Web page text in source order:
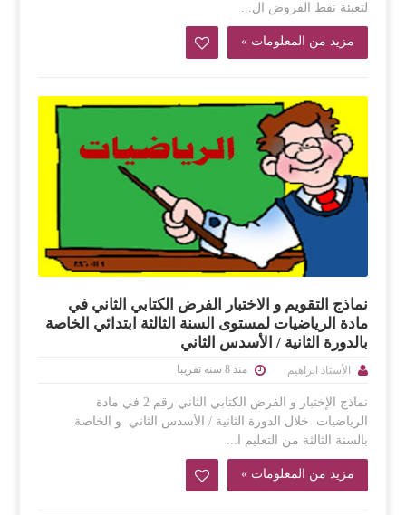
لتعبئة نقط الفروض ال...
مزيد من المعلومات »
نماذج التقويم و الاختبار الفرض الكتابي الثاني في
مادة الرياضيات لمستوى السنة الثالثة ابتدائي الخاصة
بالدورة الثانية / الأسدس الثاني
الأستاذ ابراهيم منذ 8 سنه تقريبا
نماذج الإختبار و الفرض الكتابي الثاني رقم 2 في مادة
الرياضيات خلال الدورة الثانية / الأسدس الثاني و الخاصة
بالسنة الثالثة من التعليم ا...
مزيد من المعلومات »